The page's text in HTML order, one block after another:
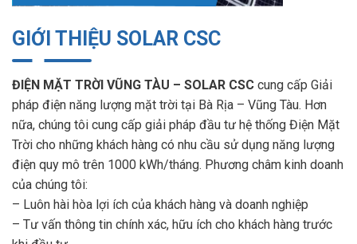
GIỚI THIỆU SOLAR CSC
ĐIỆN MẶT TRỜI VŨNG TÀU – SOLAR CSC cung cấp Giải
pháp điện năng lượng mặt trời tại Bà Rịa – Vũng Tàu. Hơn
nữa, chúng tôi cung cấp giải pháp đầu tư hệ thống Điện Mặt
Trời cho những khách hàng có nhu cầu sử dụng năng lượng
điện quy mô trên 1000 kWh/tháng. Phương châm kinh doanh
của chúng tôi:
– Luôn hài hòa lợi ích của khách hàng và doanh nghiệp
– Tư vấn thông tin chính xác, hữu ích cho khách hàng trước